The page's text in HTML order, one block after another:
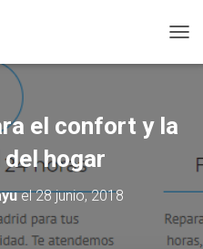
A
O
D
el confort y la
hogar
el28 junio, 2018